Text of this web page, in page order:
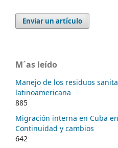
Enviar un artículo
M´as leído
Manejo de los residuos
latinoamericana
885
Migración interna en Cuba
Continuidad y cambios
642